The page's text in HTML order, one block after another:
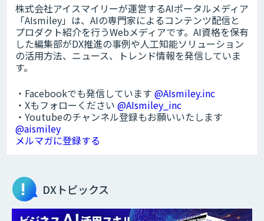
株式会社アイスマイリーが運営するAIポータルメディア
「AIsmiley」は、AIの専門家によるコンテンツ配信と
プロダクト紹介を行うWebメディアです。AI資格を保有
した編集部がDX推進の事例や人工知能ソリューション
の活用方法、ニュース、トレンド情報を発信していま
す。
・Facebookでも発信しています @AIsmiley.inc
・Xもフォローください @AIsmiley_inc
・Youtubeのチャンネル登録もお願いいたします
@aismiley
メルマガに登録する
DXトピックス